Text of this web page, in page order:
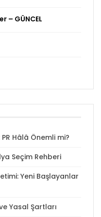
– GÜNCEL
Hâlâ Önemli mi?
Seçim Rehberi
Yeni Başlayanlar
Yasal Şartları